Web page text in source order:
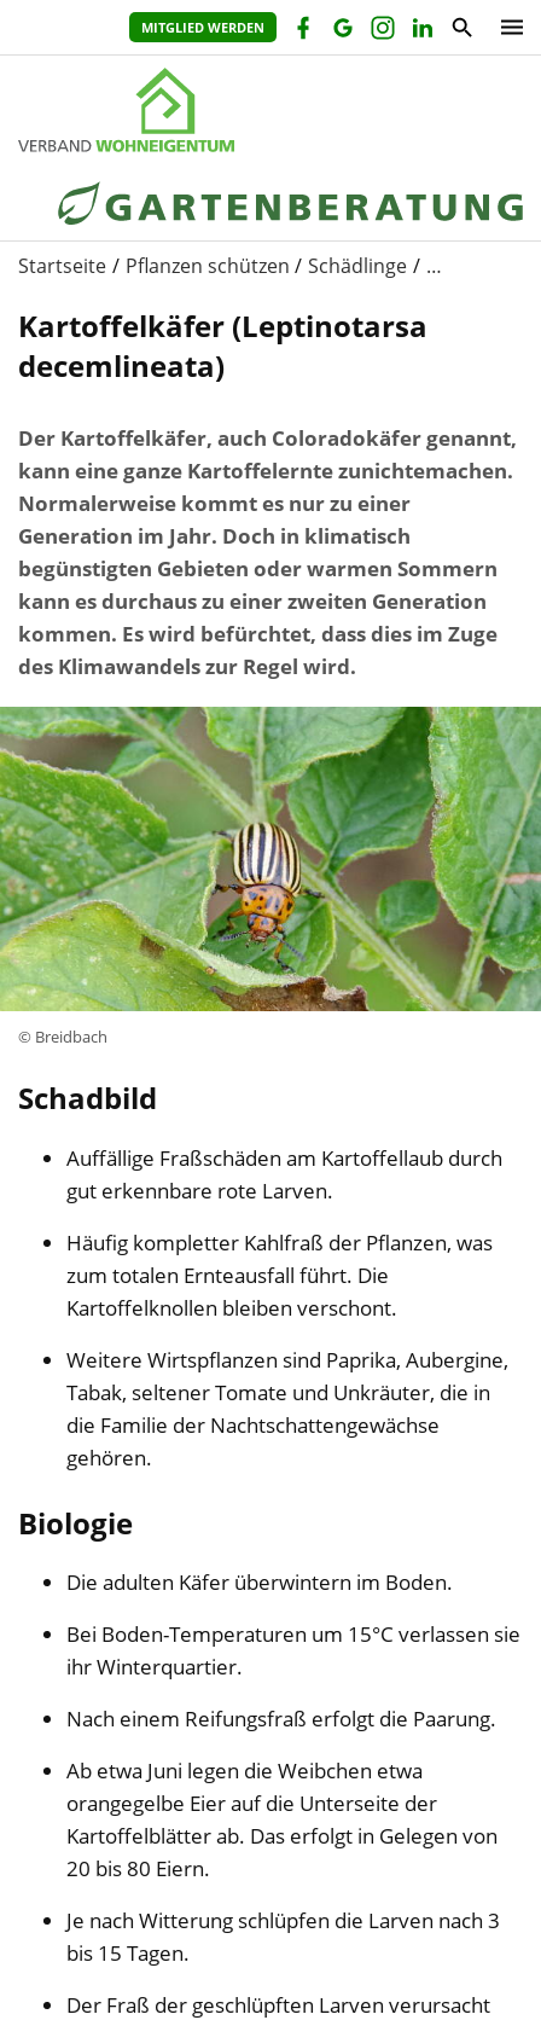
MITGLIED WERDEN
Startseite Pflanzen schützen Schädlinge …
Kartoffelkäfer (Leptinotarsa
decemlineata)
Der Kartoffelkäfer, auch Coloradokäfer genannt,
kann eine ganze Kartoffelernte zunichtemachen.
Normalerweise kommt es nur zu einer
Generation im Jahr. Doch in klimatisch
begünstigten Gebieten oder warmen Sommern
kann es durchaus zu einer zweiten Generation
kommen. Es wird befürchtet, dass dies im Zuge
des Klimawandels zur Regel wird.
© Breidbach
Schadbild
Auffällige Fraßschäden am Kartoffellaub durch
gut erkennbare rote Larven.
Häufig kompletter Kahlfraß der Pflanzen, was
zum totalen Ernteausfall führt. Die
Kartoffelknollen bleiben verschont.
Weitere Wirtspflanzen sind Paprika, Aubergine,
Tabak, seltener Tomate und Unkräuter, die in
die Familie der Nachtschattengewächse
gehören.
Biologie
Die adulten Käfer überwintern im Boden.
Bei Boden-Temperaturen um 15°C verlassen sie
ihr Winterquartier.
Nach einem Reifungsfraß erfolgt die Paarung.
Ab etwa Juni legen die Weibchen etwa
orangegelbe Eier auf die Unterseite der
Kartoffelblätter ab. Das erfolgt in Gelegen von
20 bis 80 Eiern.
Je nach Witterung schlüpfen die Larven nach 3
bis 15 Tagen.
Der Fraß der geschlüpften Larven verursacht